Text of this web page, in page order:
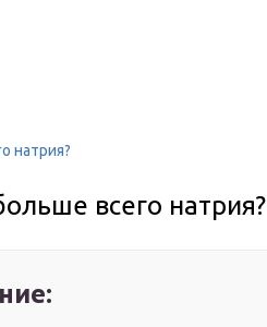
натрия?
всего натрия?